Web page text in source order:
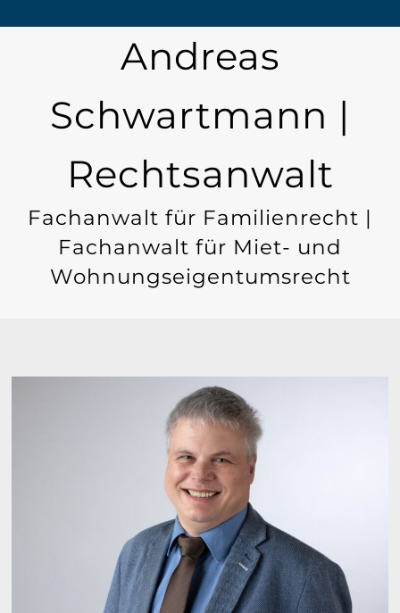
Andreas
Schwartmann |
Rechtsanwalt
Fachanwalt für Familienrecht |
Fachanwalt für Miet- und
Wohnungseigentumsrecht